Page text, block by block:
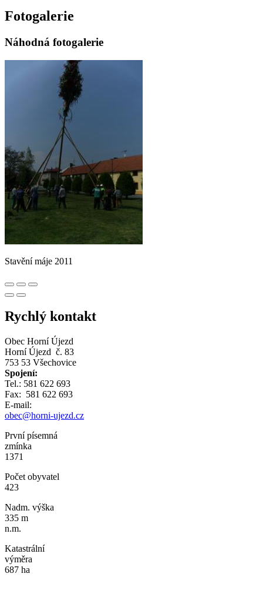
Fotogalerie
Náhodná fotogalerie
Stavění máje 2011
Rychlý kontakt
Obec Horní Újezd
Horní Újezd č. 83
753 53 Všechovice
Spojení:
Tel.: 581 622 693
Fax: 581 622 693
E-mail:
obec@horni-ujezd.cz
První písemná
zmínka
1371
Počet obyvatel
423
Nadm. výška
335 m
n.m.
Katastrální
výměra
687 ha